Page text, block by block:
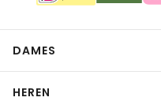
DAMES
HEREN